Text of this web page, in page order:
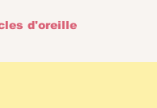
d'oreille